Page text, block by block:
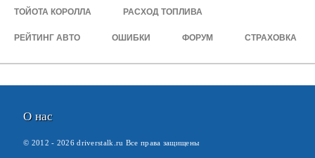
ТОЙОТА КОРОЛЛА РАСХОД ТОПЛИВА
РЕЙТИНГ АВТО ОШИБКИ ФОРУМ СТРАХОВКА
О нас
© 2012 - 2026driverstalk.ru Все права защищены